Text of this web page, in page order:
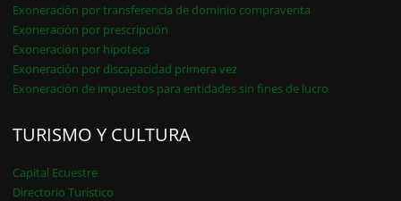
Exoneración por transferencia de dominio compraventa
Exoneración por prescripción
Exoneración por hipoteca
Exoneración por discapacidad primera vez
Exoneración de impuestos para entidades sin fines de lucro
TURISMO Y CULTURA
Capital Ecuestre
Directorio Turístico